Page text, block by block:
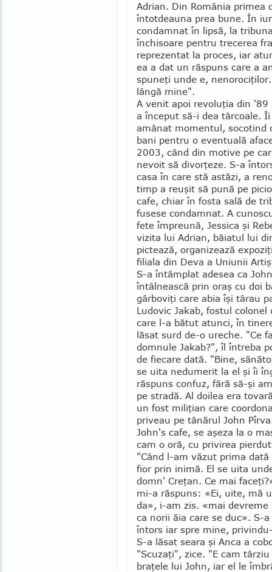
Adrian. Din România primea
întotdeauna prea bune. În
condamnat în lipsă, la
închisoare pentru trecerea
reprezentat la proces, iar
ea a dat un răspuns care a
spuneţi unde e,
lângă mine".
A venit apoi revoluţia din '89
a început să-i dea târcoale.
amânat momentul, socotind
bani pentru o eventuală
2003, când din motive pe
nevoit să divorţeze. S-a
casa în care stă astăzi, a
timp a reuşit să pună pe
cafe, chiar în fosta sală de
fusese condamnat. A
fete îm­preună, Jessica şi
vizita lui Adrian, băiatul lui
pictează, organizează
filiala din Deva a Uniunii
S-a întâmplat adesea ca
întâlnească prin oraş cu doi
gârboviţi care abia îşi târau
Ludovic Jakab, fostul colo­nel
care l-a bătut atunci, în
lăsat surd de-o ureche. "Ce
domnule Jakab?", îl întreba
de fiecare dată. "Bine,
se uita nedumerit la el şi îi
răspuns confuz, fără să-şi
pe stradă. Al doi­lea era
un fost miliţian care
priveau pe tânărul John
John's cafe, se aşeza la o
cam o oră, cu privirea
"Când l-am văzut prima
fior prin inimă. El se uita
domn' Creţan. Ce mai
mi-a răspuns: «Ei, uite, mă
da», i-am zis. «mai
ca norii ăia care se duc». S-
întors iar spre mine,
S-a lăsat seara şi Anca a
"Scuzaţi", zice. "E cam
braţele lui John, iar el le